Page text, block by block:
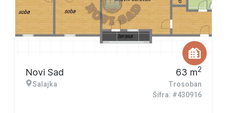
Novi Sad
Salajka
63 m2
Trosoban
Šifra: #430916